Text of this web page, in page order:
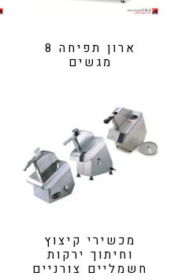
ארון תפיחה 8
מגשים
מכשירי קיצוץ
וחיתוך ירקות
חשמליים צורניים